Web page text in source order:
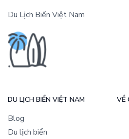
Du Lịch Biển Việt Nam
DU LỊCH BIỂN VIỆT NAM
Blog
Du lịch biển
VỀ